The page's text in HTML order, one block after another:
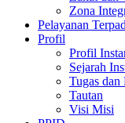
Zona
Pelayanan
Profil
Profil
Sejarah
Tugas dan
Tautan
Visi Misi